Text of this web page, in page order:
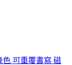
色 可重覆書寫 磁